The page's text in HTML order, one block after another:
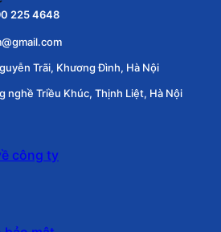
225 4648
Trãi, Khương Đình, Hà Nội
nghề Triều Khúc, Thịnh Liệt, Hà Nội
công ty